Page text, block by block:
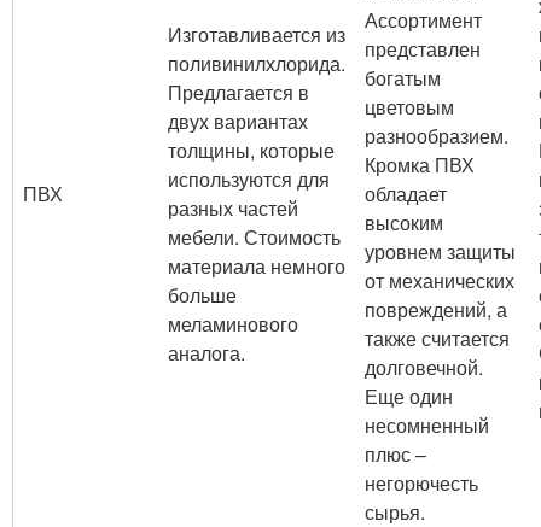
ПВХ
Изготавливается из
поливинилхлорида.
Предлагается в
двух вариантах
толщины, которые
используются для
разных частей
мебели. Стоимость
материала немного
больше
меламинового
аналога.
Ассортимент
представлен
богатым
цветовым
разнообразием.
Кромка ПВХ
обладает
высоким
уровнем защиты
от механических
повреждений, а
также считается
долговечной.
Еще один
несомненный
плюс –
негорючесть
сырья.